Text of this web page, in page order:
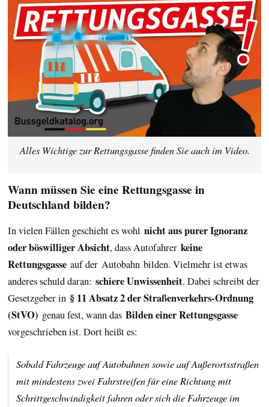
Alles Wichtige zur Rettungsgasse finden Sie auch im Video.
Wann müssen Sie eine Rettungsgasse in
Deutschland bilden?
In vielen Fällen geschieht es wohl nicht aus purer Ignoranz
oder böswilliger Absicht, dass Autofahrer keine
Rettungsgasse auf der Autobahn bilden. Vielmehr ist etwas
anderes schuld daran: schiere Unwissenheit. Dabei schreibt der
Gesetzgeber in § 11 Absatz 2 der Straßenverkehrs-Ordnung
(StVO) genau fest, wann das Bilden einer Rettungsgasse
vorgeschrieben ist. Dort heißt es:
Sobald Fahrzeuge auf Autobahnen sowie auf Außerortsstraßen
mit mindestens zwei Fahrstreifen für eine Richtung mit
Schrittgeschwindigkeit fahren oder sich die Fahrzeuge im